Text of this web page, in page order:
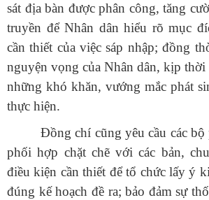
sát địa bàn được phân công, tăng
truyền để Nhân dân hiểu rõ mục
cần thiết của việc sáp nhập; đồng
nguyện vọng của Nhân dân, kịp thời
những khó khăn, vướng mắc phát
thực hiện.
Đồng chí cũng yêu cầu các bộ
phối hợp chặt chẽ với các bản,
điều kiện cần thiết để tổ chức lấy ý
đúng kế hoạch đề ra; bảo đảm sự